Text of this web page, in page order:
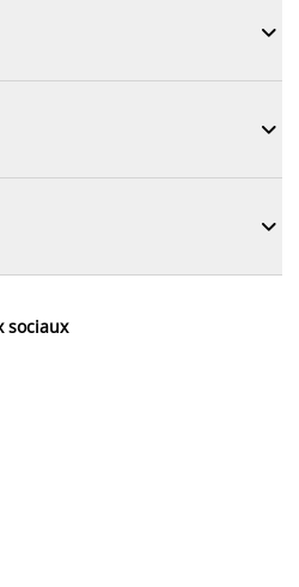



sociaux